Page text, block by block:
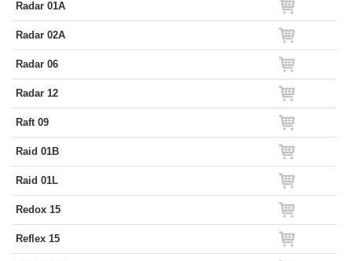
Radar 01A
Radar 02A
Radar 06
Radar 12
Raft 09
Raid 01B
Raid 01L
Redox 15
Reflex 15